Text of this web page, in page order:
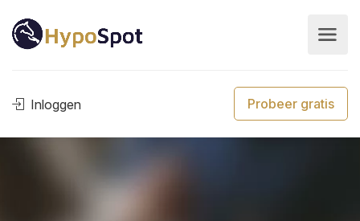
Inloggen Probeer gratis